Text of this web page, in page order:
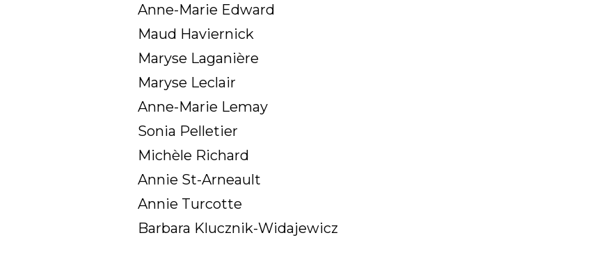
Anne-Marie Edward
Maud Haviernick
Maryse Laganière
Maryse Leclair
Anne-Marie Lemay
Sonia Pelletier
Michèle Richard
Annie St-Arneault
Annie Turcotte
Barbara Klucznik-Widajewicz